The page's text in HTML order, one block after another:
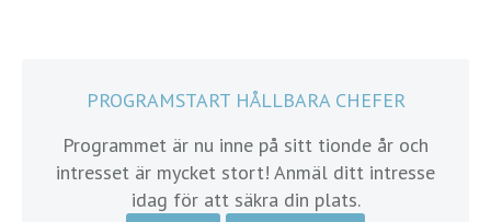
PROGRAMSTART HÅLLBARA CHEFER
Programmet är nu inne på sitt tionde år och
intresset är mycket stort! Anmäl ditt intresse
idag för att säkra din plats.